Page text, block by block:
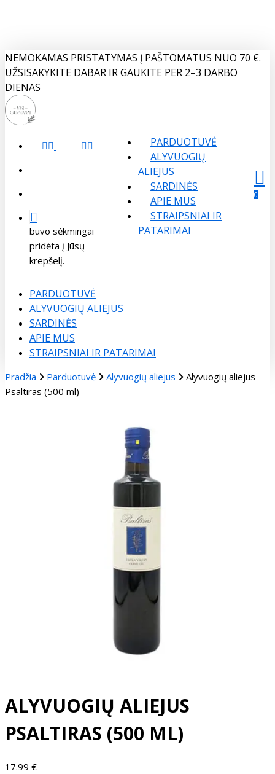
content
NEMOKAMAS PRISTATYMAS Į PAŠTOMATUS NUO 70 €.
UŽSISAKYKITE DABAR IR GAUKITE PER 2–3 DARBO
DIENAS
FACEBOOKINSTAGRAM
buvo sėkmingai
pridėta į Jūsų
krepšelį.
0
Menu
PARDUOTUVĖ
ALYVUOGIŲ
ALIEJUS
SARDINĖS
APIE MUS
STRAIPSNIAI IR
PATARIMAI
PARDUOTUVĖ
ALYVUOGIŲ ALIEJUS
SARDINĖS
APIE MUS
STRAIPSNIAI IR PATARIMAI
Pradžia Parduotuvė Alyvuogių aliejus
Alyvuogių aliejus
Psaltiras (500 ml)
ALYVUOGIŲ ALIEJUS
PSALTIRAS (500 ML)
17.99 €